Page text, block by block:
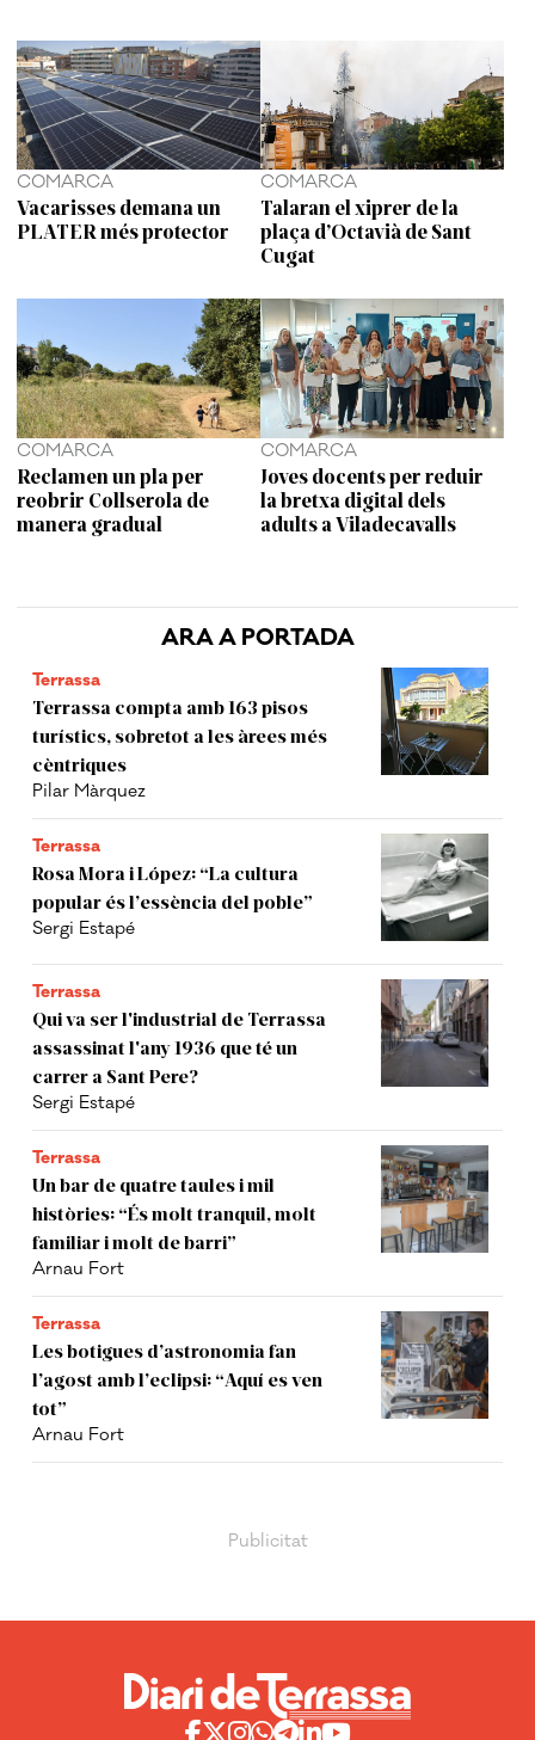
ARA A PORTADA
Terrassa
Terrassa compta amb 163 pisos
turístics, sobretot a les àrees més
cèntriques
Pilar Màrquez
Terrassa
Rosa Mora i López: “La cultura
popular és l’essència del poble”
Sergi Estapé
Terrassa
Qui va ser l'industrial de Terrassa
assassinat l'any 1936 que té un
carrer a Sant Pere?
Sergi Estapé
Terrassa
Un bar de quatre taules i mil
històries: “És molt tranquil, molt
familiar i molt de barri”
Arnau Fort
Terrassa
Les botigues d’astronomia fan
l’agost amb l’eclipsi: “Aquí es ven
tot”
Arnau Fort
COMARCA
Vacarisses demana un
PLATER més protector
COMARCA
Talaran el xiprer de la
plaça d’Octavià de Sant
Cugat
COMARCA
Reclamen un pla per
reobrir Collserola de
manera gradual
COMARCA
Joves docents per reduir
la bretxa digital dels
adults a Viladecavalls